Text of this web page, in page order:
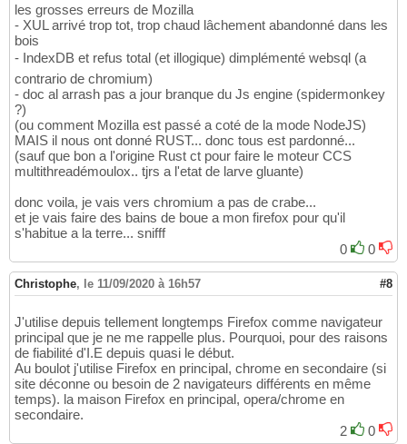
les grosses erreurs de Mozilla
- XUL arrivé trop tot, trop chaud lâchement abandonné dans les
bois
- IndexDB et refus total (et illogique) dimplémenté websql (a
contrario de chromium)
- doc al arrash pas a jour branque du Js engine (spidermonkey
?)
(ou comment Mozilla est passé a coté de la mode NodeJS)
MAIS il nous ont donné RUST... donc tous est pardonné...
(sauf que bon a l'origine Rust ct pour faire le moteur CCS
multithreadémoulox.. tjrs a l'etat de larve gluante)
donc voila, je vais vers chromium a pas de crabe...
et je vais faire des bains de boue a mon firefox pour qu'il
s'habitue a la terre... snifff
0
0
Christophe, le 11/09/2020 à 16h57 #8
J'utilise depuis tellement longtemps Firefox comme navigateur
principal que je ne me rappelle plus. Pourquoi, pour des raisons
de fiabilité d'I.E depuis quasi le début.
Au boulot j'utilise Firefox en principal, chrome en secondaire (si
site déconne ou besoin de 2 navigateurs différents en même
temps). la maison Firefox en principal, opera/chrome en
secondaire.
2
0